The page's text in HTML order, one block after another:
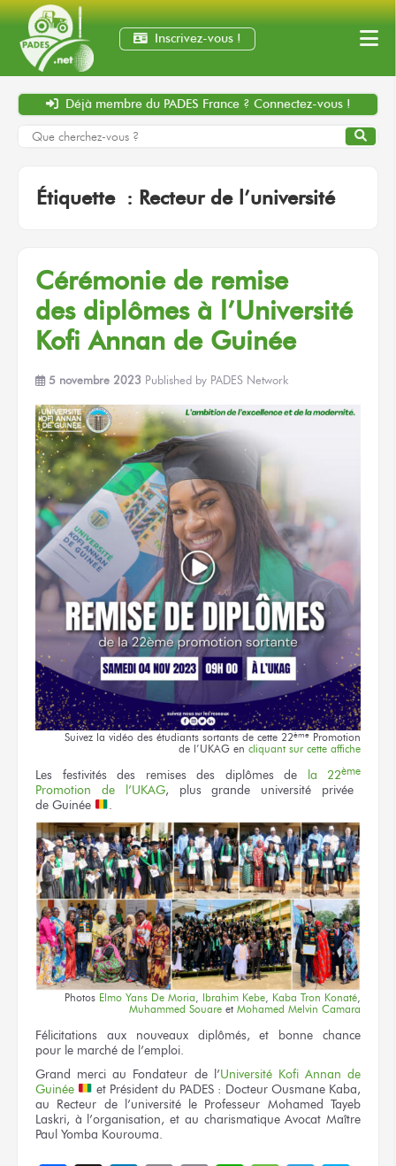
Inscrivez-vous !
Déjà membre du PADES France ? Connectez-vous !
Étiquette : Recteur de l’université
Cérémonie de remise
des diplômes à l’Université
Kofi Annan de Guinée
5 novembre 2023 Published by PADES Network
Suivez la vidéo des étudiants sortants de cette 22ème Promotion
de l’UKAG en cliquant sur cette affiche
Les festivités des remises des diplômes de la 22ème
Promotion de l’UKAG, plus grande université privée
de Guinée
.
Photos Elmo Yans De Moria, Ibrahim Kebe, Kaba Tron Konaté,
Muhammed Souare et Mohamed Melvin Camara
Félicitations aux nouveauxdiplômés,et bonne chance
pour le marché de l’emploi.
Grand merciau Fondateur de l’Université Kofi Annan de
Guinée
et Président du PADES : Docteur Ousmane Kaba,
au Recteur de l’université le Professeur Mohamed Tayeb
Laskri, à l’organisation, et au charismatiqueAvocat Maître
Paul Yomba Kourouma.